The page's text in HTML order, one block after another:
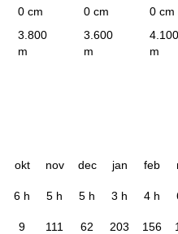
0 cm 0 cm 0 cm
3.800
m
3.600
m
4.100
m
okt nov dec jan feb
6 h 5 h 5 h 3 h 4 h
9 111 62 203 156